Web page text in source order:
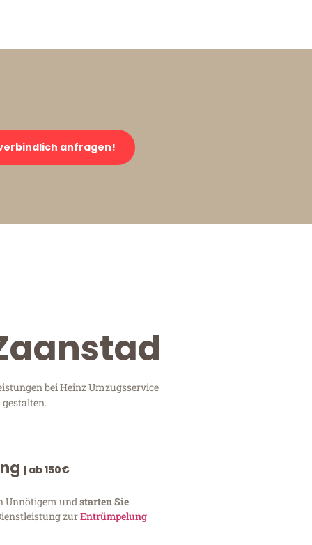
anfragen!
bei Heinz Umzugsservice
| ab 150€
Unnötigem undstarten Sie
zurEntrümpelung